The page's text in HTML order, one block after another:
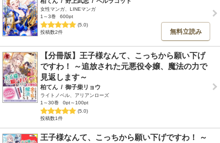
女性マンガ、LINEマンガ
1～3巻
600pt
(5.0)
投稿数2件
無料立読み
【分冊版】王子様なんて、こっちから願い下げ
ですわ！ ～追放された元悪役令嬢、魔法の力で
見返します～
柏てん / 御子柴リョウ
ライトノベル、アリアンローズ
1～30巻
0pt～100pt
(5.0)
投稿数1件
王子様なんて、こっちから願い下げですわ！ ～